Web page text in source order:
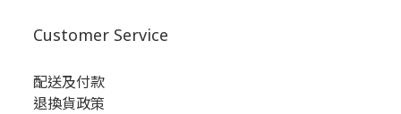
Customer Service
配送及付款
退換貨政策